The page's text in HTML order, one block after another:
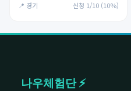
📍 경기 신청 1/10 (10%)
나우체험단 ⚡